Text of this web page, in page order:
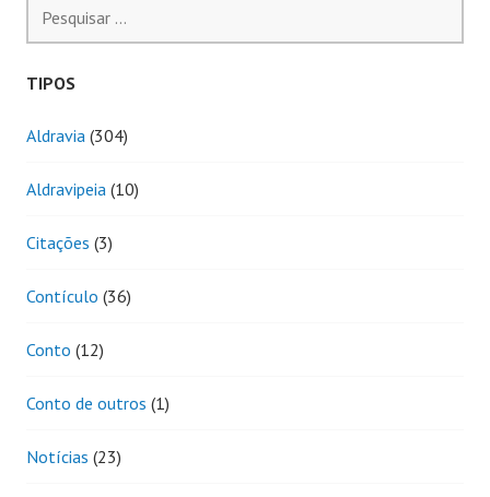
por:
TIPOS
Aldravia (304)
Aldravipeia (10)
Citações (3)
Contículo (36)
Conto (12)
Conto de outros (1)
Notícias (23)